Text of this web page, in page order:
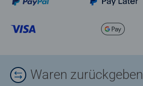
Waren zurückgeben